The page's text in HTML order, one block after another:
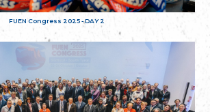
FUEN Congress 2025 - DAY 2